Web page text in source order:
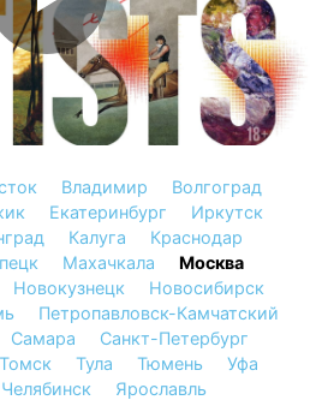
Владимир
Волгоград
Екатеринбург
Иркутск
Калуга
Краснодар
Махачкала
Москва
Новокузнецк
Новосибирск
Петропавловск-Камчатский
Самара
Санкт-Петербург
Томск Тула Тюмень
Уфа
Челябинск Ярославль